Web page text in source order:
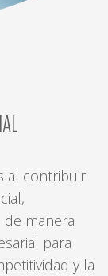
al contribuir
manera
para
y la